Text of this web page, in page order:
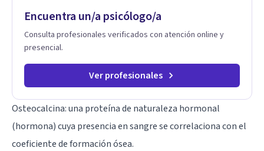
Encuentra un/a psicólogo/a
Consulta profesionales verificados con atención online y
presencial.
Ver profesionales
Osteocalcina: una proteína de naturaleza hormonal
(hormona) cuya presencia en sangre se correlaciona con el
coeficiente de formación ósea.